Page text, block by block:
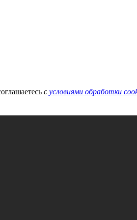
с условиями обработки